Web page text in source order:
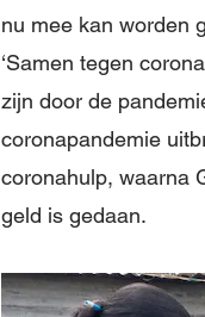
nu mee kan worden
‘Samen tegen
zijn door de
coronapandemie
coronahulp, waarna
geld is gedaan.